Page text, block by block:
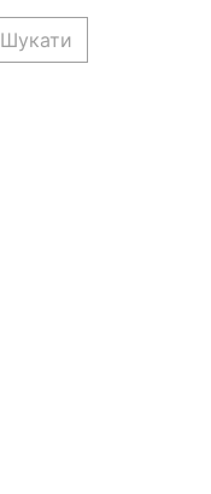
Шукати